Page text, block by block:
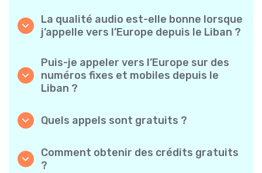
à la minute – vous ne payez que pour le temps
de conversation. Aucun frais caché, aucun
abonnement mensuel obligatoire ni frais de
La qualité audio est-elle bonne lorsque
j’appelle vers l’Europe depuis le Liban ?
supérieure pour tous les appels, ce qui donne
l’impression de parler à quelqu’un de votre
quartier, même s’il est à l’autre bout du
monde.
Puis-je appeler vers l’Europe sur des
numéros fixes et mobiles depuis le
Liban ?
téléphones classiques – vous pouvez donc
Quels appels sont gratuits ?
gratuits si les deux utilisateurs utilisent
l’application et sont connectés à Internet. Il
suffit de choisir l’option « appel gratuit » pour
Comment obtenir des crédits gratuits
?